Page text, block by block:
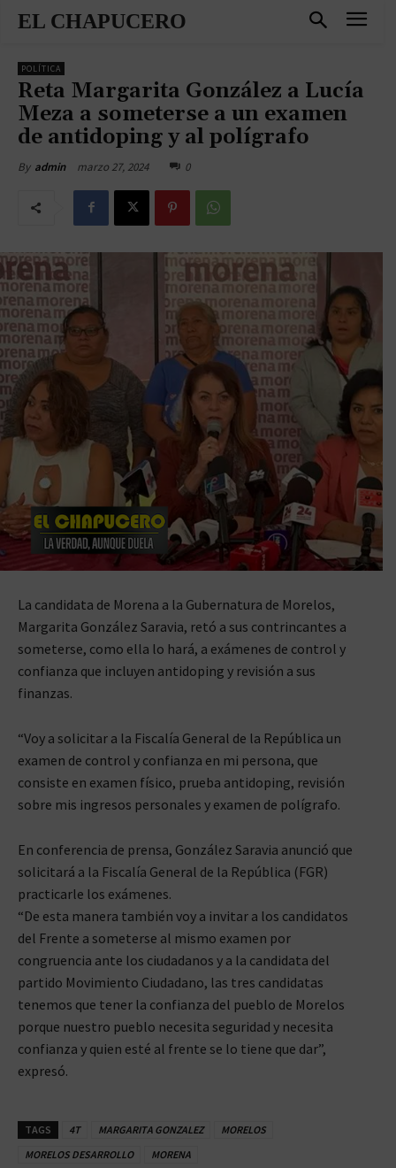
EL CHAPUCERO
POLÍTICA
Reta Margarita González a Lucía
Meza a someterse a un examen
de antidoping y al polígrafo
By admin marzo 27, 2024 0
La candidata de Morena a la Gubernatura de Morelos,
Margarita González Saravia, retó a sus contrincantes a
someterse, como ella lo hará, a exámenes de control y
confianza que incluyen antidoping y revisión a sus
finanzas.
“Voy a solicitar a la Fiscalía General de la República un
examen de control y confianza en mi persona, que
consiste en examen físico, prueba antidoping, revisión
sobre mis ingresos personales y examen de polígrafo.
En conferencia de prensa, González Saravia anunció que
solicitará a la Fiscalía General de la República (FGR)
practicarle los exámenes.
“De esta manera también voy a invitar a los candidatos
del Frente a someterse al mismo examen por
congruencia ante los ciudadanos y a la candidata del
partido Movimiento Ciudadano, las tres candidatas
tenemos que tener la confianza del pueblo de Morelos
porque nuestro pueblo necesita seguridad y necesita
confianza y quien esté al frente se lo tiene que dar”,
expresó.
TAGS 4T MARGARITA GONZALEZ
MORELOS
MORELOS DESARROLLO
MORENA